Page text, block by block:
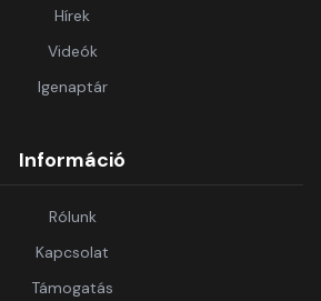
Hírek
Videók
Igenaptár
Információ
Rólunk
Kapcsolat
Támogatás